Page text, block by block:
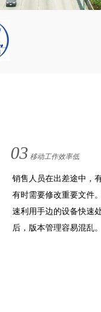
03 移动工作效率低
销售人员在出差途中，
有时需要修改重要文件
速利用手边的设备快速
后，版本管理容易混乱。